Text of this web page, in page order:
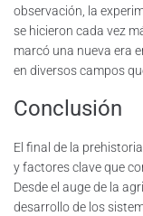
observación, la
se hicieron cada vez
marcó una nueva era
en diversos campos
Conclusión
El final de la
y factores clave que
Desde el auge de la
desarrollo de los